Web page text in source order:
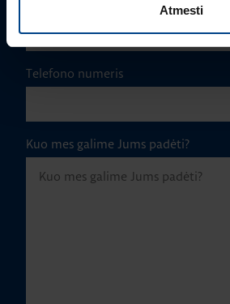
Atmesti
Telefono numeris
Kuo mes galime Jums padėti?